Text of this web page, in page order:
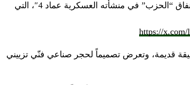
المزاعم المتداولة حول صورة “ملتقطة داخل أنفاق “الحزب” في منشأته العسكرية عماد 4″، التي
https://x.com/
قديمة، وتعرض تصميماً لحجر صناعي فنّي تزييني